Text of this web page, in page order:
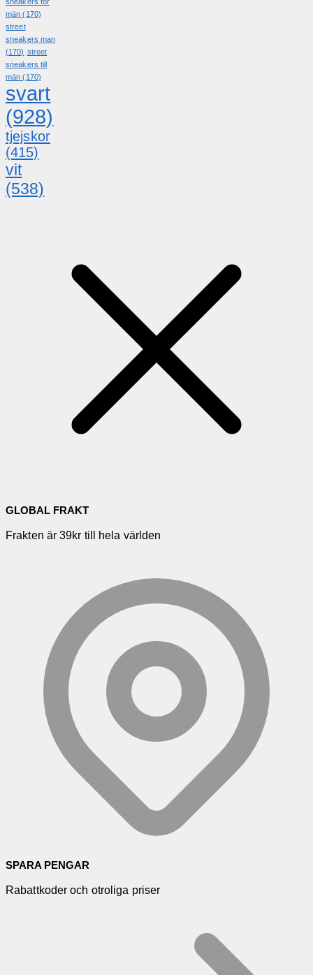
män (170)
street
sneakers man
(170) street
sneakers till
män (170)
svart
(928)
tjejskor
(415)
vit
(538)
GLOBAL FRAKT
Frakten är 39kr till hela världen
SPARA PENGAR
Rabattkoder och otroliga priser